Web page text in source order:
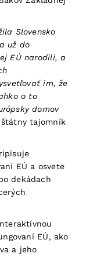
Slovensko
už do
EÚ narodili, a
im, že
o to
domov
tajomník
EÚ a osvete
dekádach
EÚ, ako
a jeho